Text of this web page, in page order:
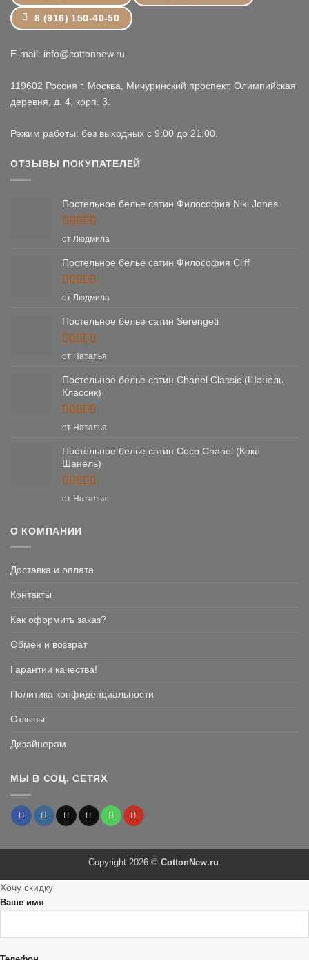
8 (916) 150-40-50
E-mail: info@cottonnew.ru
119602 Россия г. Москва, Мичуринский проспект, Олимпийская
деревня, д. 4, корп. 3.
Режим работы: без выходных с 9:00 до 21:00.
ОТЗЫВЫ ПОКУПАТЕЛЕЙ
Постельное белье сатин Философия Niki Jones
Оценка5
от Людмила
Постельное белье сатин Философия Cliff
Оценка5
от Людмила
Постельное белье сатин Serengeti
Оценка5
от Наталья
Постельное белье сатин Chanel Classic (Шанель
Классик)
Оценка5
от Наталья
Постельное белье сатин Coco Chanel (Коко
Шанель)
Оценка5
от Наталья
О КОМПАНИИ
Доставка и оплата
Контакты
Как оформить заказ?
Обмен и возврат
Гарантии качества!
Политика конфиденциальности
Отзывы
Дизайнерам
МЫ В СОЦ. СЕТЯХ
Copyright 2026 © CottonNew.ru.
Хочу скидку
Ваше имя